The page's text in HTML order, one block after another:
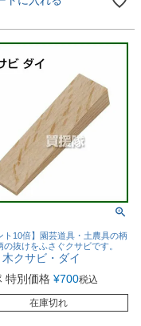
ト10倍】園芸道具・土農具の柄
の抜けをふさぐクサビです。
クサビ・ダイ
特別価格 ¥700税込
在庫切れ